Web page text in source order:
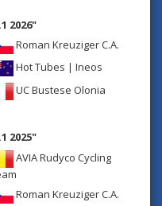
2026"
Roman Kreuziger C.A.
Hot Tubes | Ineos
UC Bustese Olonia
2025"
AVIA Rudyco Cycling
Roman Kreuziger C.A.